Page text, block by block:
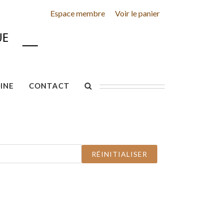
Espace membre Voir le panier
CONTACT
RÉINITIALISER